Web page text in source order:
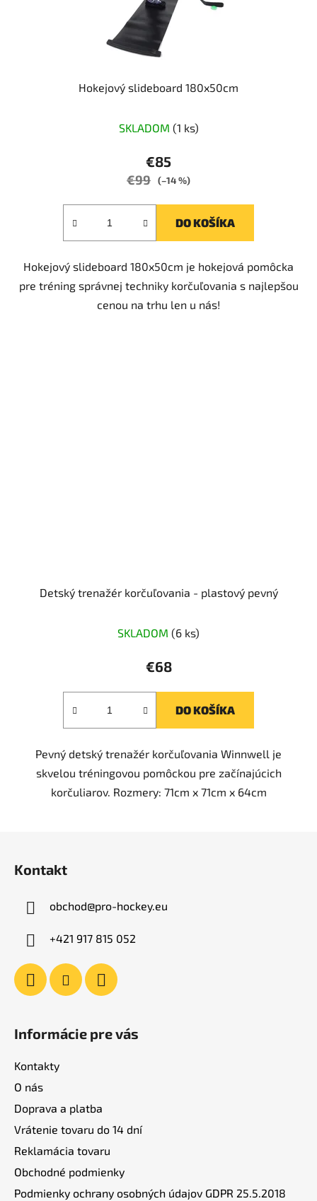
Hokejový slideboard 180x50cm
hodnotenie
produktu
je
SKLADOM (1 ks)
€85
€99 (–14 %)
DO KOŠÍKA
Hokejový slideboard 180x50cm je hokejová pomôcka
pre tréning správnej techniky korčuľovania s najlepšou
cenou na trhu len u nás!
Detský trenažér korčuľovania - plastový pevný
SKLADOM (6 ks)
€68
DO KOŠÍKA
Pevný detský trenažér korčuľovania Winnwell je
skvelou tréningovou pomôckou pre začínajúcich
korčuliarov. Rozmery: 71cm x 71cm x 64cm
Kontakt
obchod@pro-hockey.eu
+421 917 815 052
Informácie pre vás
Kontakty
O nás
Doprava a platba
Vrátenie tovaru do 14 dní
Reklamácia tovaru
Obchodné podmienky
Podmienky ochrany osobných údajov GDPR 25.5.2018